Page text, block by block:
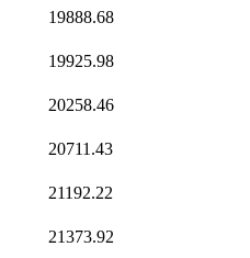
19888.68
19925.98
20258.46
20711.43
21192.22
21373.92